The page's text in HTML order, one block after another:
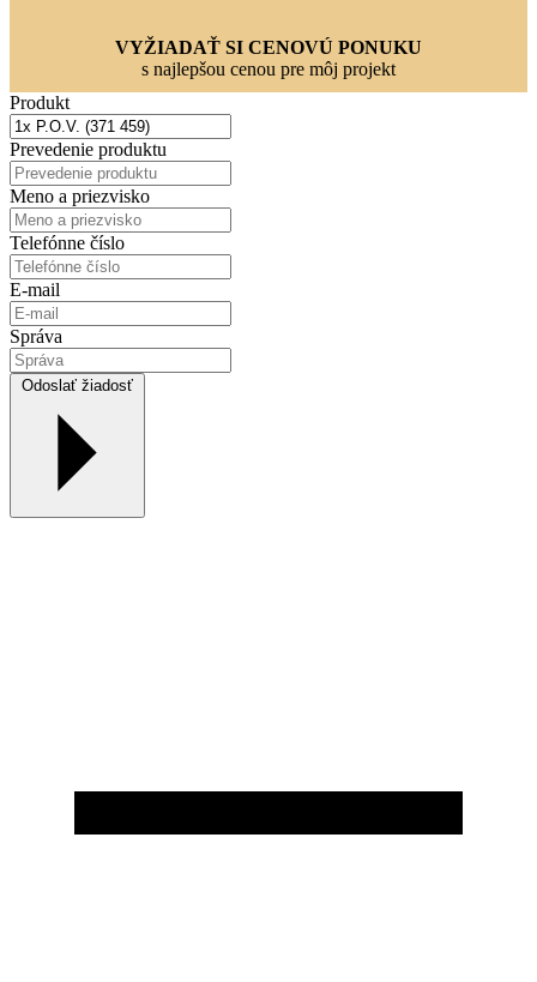
VYŽIADAŤ SI CENOVÚ PONUKU
s najlepšou cenou pre môj projekt
Produkt
Prevedenie produktu
Meno a priezvisko
Telefónne číslo
E-mail
Správa
Odoslať žiadosť